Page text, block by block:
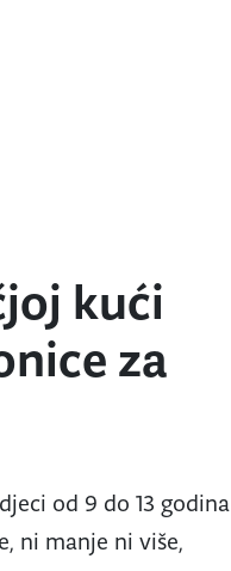
kući
za
od 9 do 13 godina
ni manje ni više,